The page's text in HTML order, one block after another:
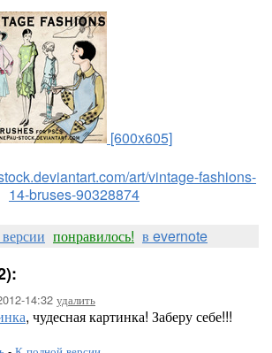
[600x605]
art/vintage-fashions-
14-bruses-90328874
понравилось! в evernote
14:32 удалить
, чудесная картинка! Заберу себе!!!